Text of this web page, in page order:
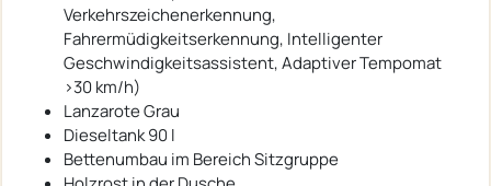
Verkehrszeichenerkennung,
Fahrermüdigkeitserkennung, Intelligenter
Geschwindigkeitsassistent, Adaptiver Tempomat
>30 km/h)
Lanzarote Grau
Dieseltank 90 l
Bettenumbau im Bereich Sitzgruppe